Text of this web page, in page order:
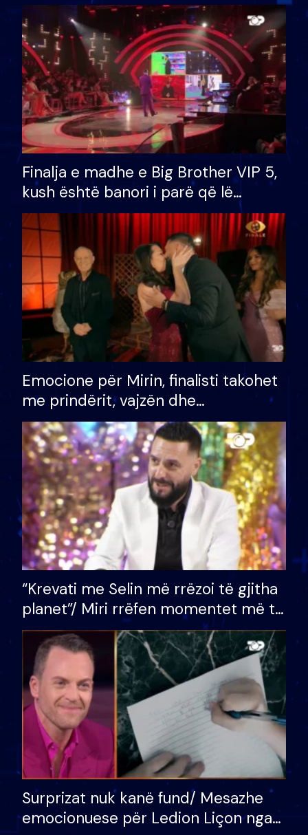
Finalja e madhe e Big Brother VIP 5,
kush është banori i parë që lë
shtëpinë dhe humb mundësinë për
të fituar çmimin e madh
Emocione për Mirin, finalisti takohet
me prindërit, vajzën dhe
bashkëshorten: S’kemi ndonjë letër
divorci apo jo?
“Krevati me Selin më rrëzoi të gjitha
planet”/ Miri rrëfen momentet më të
bukura në shtëpinë e BB VIP: Do më
mungojë zilja e mëngjesit kur…
Surprizat nuk kanë fund/ Mesazhe
emocionuese për Ledion Liçon nga